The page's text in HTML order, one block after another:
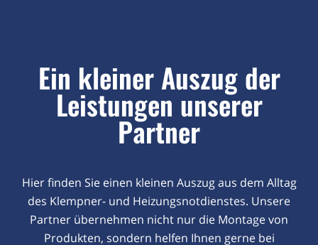
Ein kleiner Auszug der
Leistungen unserer
Partner
Hier finden Sie einen kleinen Auszug aus dem Alltag
des Klempner- und Heizungsnotdienstes. Unsere
Partner übernehmen nicht nur die Montage von
Produkten, sondern helfen Ihnen gerne bei